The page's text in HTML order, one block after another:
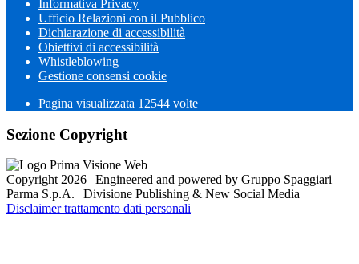
Informativa Privacy
Ufficio Relazioni con il Pubblico
Dichiarazione di accessibilità
Obiettivi di accessibilità
Whistleblowing
Gestione consensi cookie
Pagina visualizzata 12544 volte
Sezione Copyright
Copyright 2026 | Engineered and powered by Gruppo Spaggiari
Parma S.p.A. | Divisione Publishing & New Social Media
Disclaimer trattamento dati personali